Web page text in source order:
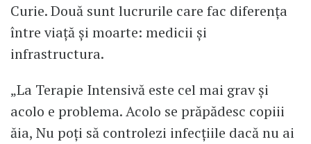
Curie. Două sunt lucrurile care fac diferența
între viață și moarte: medicii și
infrastructura.
„La Terapie Intensivă este cel mai grav și
acolo e problema. Acolo se prăpădesc copiii
ăia, Nu poți să controlezi infecțiile dacă nu ai